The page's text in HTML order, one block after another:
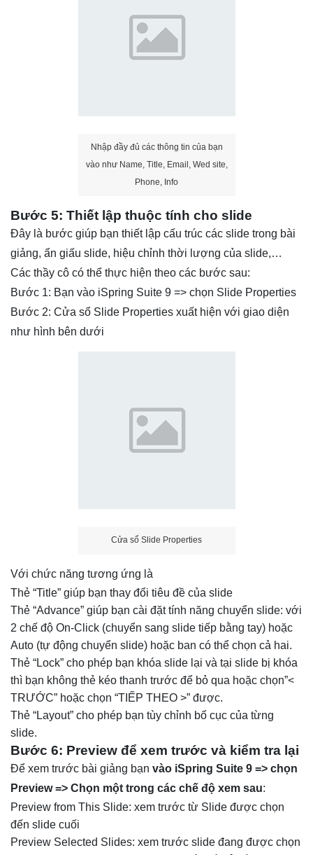
Nhập đầy đủ các thông tin của bạn
vào như Name, Title, Email, Wed site,
Phone, Info
Bước 5: Thiết lập thuộc tính cho slide
Đây là bước giúp bạn thiết lập cấu trúc các slide trong bài
giảng, ẩn giấu slide, hiệu chỉnh thời lượng của slide,…
Các thầy cô có thể thực hiện theo các bước sau:
Bước 1: Bạn vào iSpring Suite 9 => chọn Slide Properties
Bước 2: Cửa sổ Slide Properties xuất hiện với giao diện
như hình bên dưới
Cửa sổ Slide Properties
Với chức năng tương ứng là
Thẻ “Title” giúp bạn thay đổi tiêu đề của slide
Thẻ “Advance” giúp bạn cài đặt tính năng chuyển slide: với
2 chế độ On-Click (chuyển sang slide tiếp bằng tay) hoặc
Auto (tự động chuyển slide) hoặc ban có thể chọn cả hai.
Thẻ “Lock” cho phép bạn khóa slide lại và tại slide bị khóa
thì bạn không thẻ kéo thanh trước để bỏ qua hoặc chọn”<
TRƯỚC” hoặc chọn “TIẾP THEO >” được.
Thẻ “Layout” cho phép bạn tùy chỉnh bố cục của từng
slide.
Bước 6: Preview để xem trước và kiểm tra lại
Để xem trước bài giảng bạn vào iSpring Suite 9 => chọn
Preview => Chọn một trong các chế độ xem sau:
Preview from This Slide: xem trước từ Slide được chọn
đến slide cuối
Preview Selected Slides: xem trước slide đang được chọn